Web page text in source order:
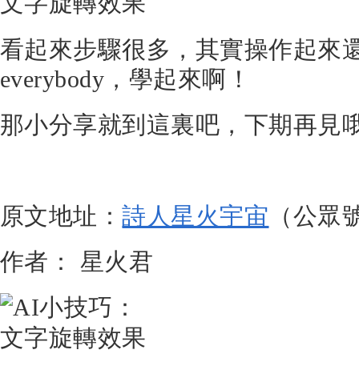
看起來步驟很多，其實操作起來
everybody，學起來啊！
那小分享就到這裏吧，下期再見
原文地址：詩人星火宇宙 （公眾
作者： 星火君